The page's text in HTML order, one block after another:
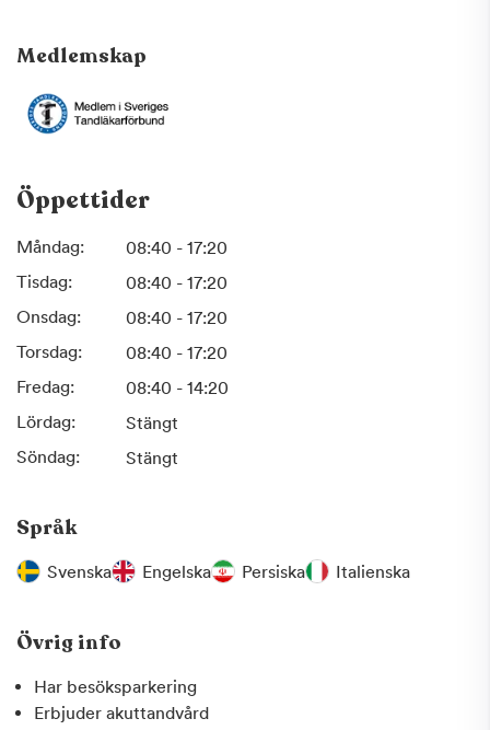
inklusive högkostnadsskydd och statlig tandvårdsbidrag.
Vill du boka tid eller bara fråga om något?
Tveka inte att kontakta oss!
Team Taki :)
Medlemskap
Öppettider
Måndag:
08:40 - 17:20
Tisdag:
08:40 - 17:20
Onsdag:
08:40 - 17:20
Torsdag:
08:40 - 17:20
Fredag:
08:40 - 14:20
Lördag:
Stängt
Söndag:
Stängt
Språk
Svenska Engelska Persiska Italienska
Övrig info
Har besöksparkering
Erbjuder akuttandvård